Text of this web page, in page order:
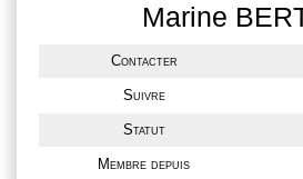
Marine
Contacter
Suivre
Statut
Membre depuis